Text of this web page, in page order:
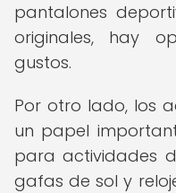
pantalones
originales, hay
gustos.
Por otro lado, los
un papel
para actividades
gafas de sol y